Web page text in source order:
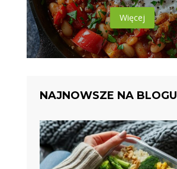
Więcej
NAJNOWSZE NA BLOGU